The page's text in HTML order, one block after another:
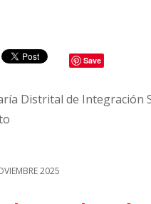
Save
Distrital de Integración
2025